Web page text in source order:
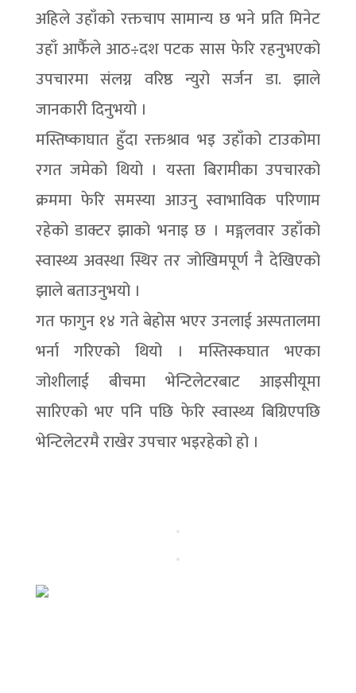
अहिले उहाँको रक्तचाप सामान्य छ भने प्रति मिनेट
उहाँ आफैँले आठ÷दश पटक सास फेरि रहनुभएको
उपचारमा संलग्न वरिष्ठ न्युरो सर्जन डा. झाले
जानकारी दिनुभयो ।
मस्तिष्काघात हुँदा रक्तश्राव भइ उहाँको टाउकोमा
रगत जमेको थियो । यस्ता बिरामीका उपचारको
क्रममा फेरि समस्या आउनु स्वाभाविक परिणाम
रहेको डाक्टर झाको भनाइ छ । मङ्गलवार उहाँको
स्वास्थ्य अवस्था स्थिर तर जोखिमपूर्ण नै देखिएको
झाले बताउनुभयो ।
गत फागुन १४ गते बेहोस भएर उनलाई अस्पतालमा
भर्ना गरिएको थियो । मस्तिस्कघात भएका
जोशीलाई बीचमा भेन्टिलेटरबाट आइसीयूमा
सारिएको भए पनि पछि फेरि स्वास्थ्य बिग्रिएपछि
भेन्टिलेटरमै राखेर उपचार भइरहेको हो ।